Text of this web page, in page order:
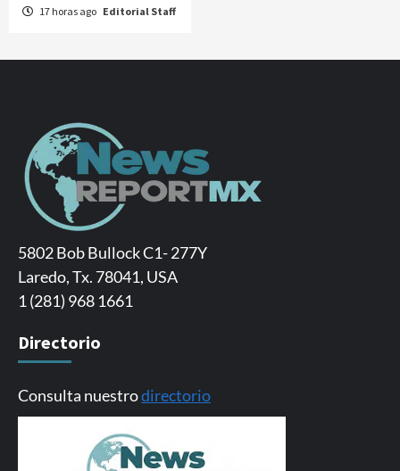
17 horas ago Editorial Staff
5802 Bob Bullock C1- 277Y
Laredo, Tx. 78041, USA
1 (281) 968 1661
Directorio
Consulta nuestrodirectorio